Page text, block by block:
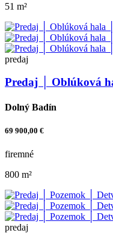
51 m²
predaj
Predaj │ Oblúková
Dolný Badín
69 900,00 €
firemné
800 m²
predaj